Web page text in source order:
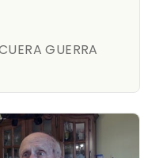
GUERRA